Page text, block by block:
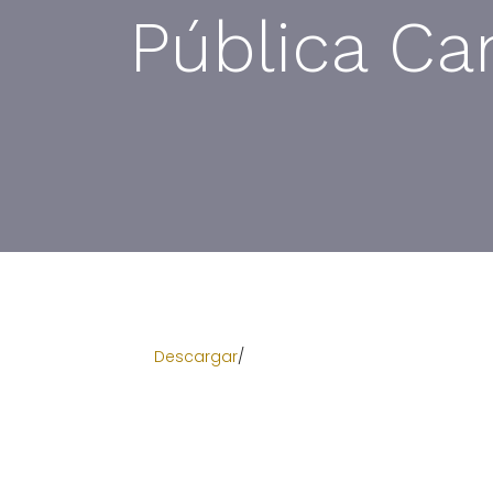
Pública
Descargar/